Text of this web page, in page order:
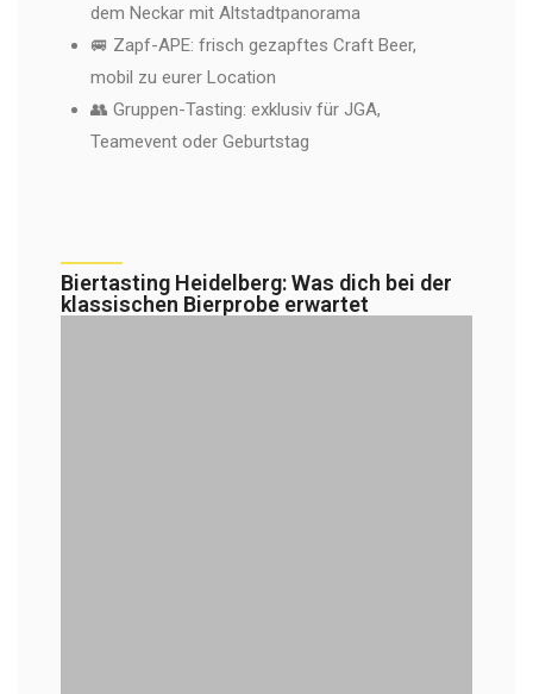
dem Neckar mit Altstadtpanorama
🚐 Zapf-APE: frisch gezapftes Craft Beer,
mobil zu eurer Location
👥 Gruppen-Tasting: exklusiv für JGA,
Teamevent oder Geburtstag
Biertasting Heidelberg: Was dich bei der
klassischen Bierprobe erwartet